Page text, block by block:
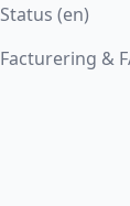
Status (en)
Facturering &